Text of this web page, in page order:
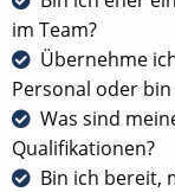
im Team?
Übernehme
Personal oder
Was sind
Qualifikationen?
Bin ich bereit,